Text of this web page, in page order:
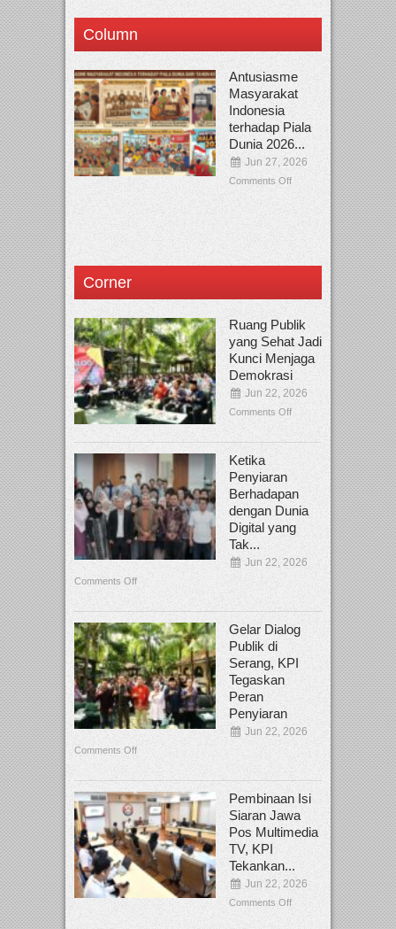
Column
Antusiasme
Masyarakat
Indonesia
terhadap Piala
Dunia 2026...
Jun 27, 2026
Comments Off
Corner
Ruang Publik
yang Sehat Jadi
Kunci Menjaga
Demokrasi
Jun 22, 2026
Comments Off
Ketika
Penyiaran
Berhadapan
dengan Dunia
Digital yang
Tak...
Jun 22, 2026
Comments Off
Gelar Dialog
Publik di
Serang, KPI
Tegaskan
Peran
Penyiaran
Jun 22, 2026
Comments Off
Pembinaan Isi
Siaran Jawa
Pos Multimedia
TV, KPI
Tekankan...
Jun 22, 2026
Comments Off